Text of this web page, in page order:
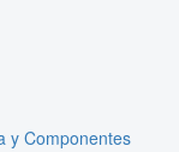
y Componentes